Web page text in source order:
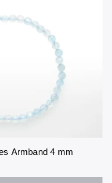
Armband 4 mm